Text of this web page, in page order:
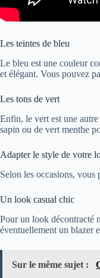
Les teintes de bleu
Le bleu est une couleur
et élégant. Vous pouvez
Les tons de vert
Enfin, le vert est une
sapin ou de vert menthe
Adapter le style de votre
Selon les occasions,
Un look casual chic
Pour un look décontracté
éventuellement un blazer
Sur le même sujet :